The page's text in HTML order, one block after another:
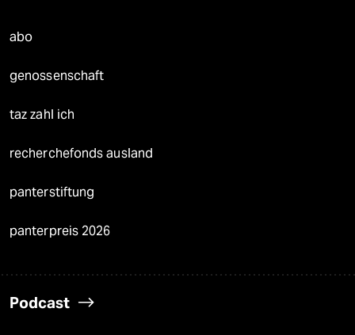
abo
genossenschaft
taz zahl ich
recherchefonds ausland
panterstiftung
panterpreis 2026
Podcast